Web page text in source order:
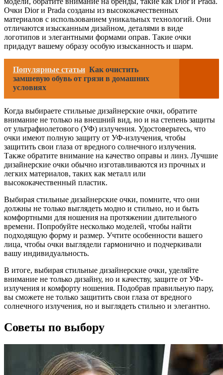
Очки Dior и Prada созданы из высококачественных
материалов с использованием уникальных технологий. Они
отличаются изысканным дизайном, деталями в виде
логотипов и элегантными формами оправ. Такие очки
придадут вашему образу особую изысканность и шарм.
Популярные статьи Как очистить
замшевую обувь от грязи в домашних
условиях
Когда выбираете стильные дизайнерские очки, обратите
внимание не только на внешний вид, но и на степень защиты
от ультрафиолетового (УФ) излучения. Удостоверьтесь, что
очки имеют полную защиту от УФ-излучения, чтобы
защитить свои глаза от вредного солнечного излучения.
Также обратите внимание на качество оправы и линз. Лучшие
дизайнерские очки обычно изготавливаются из прочных и
легких материалов, таких как металл или
высококачественный пластик.
Выбирая стильные дизайнерские очки, помните, что они
должны не только выглядеть модно и стильно, но и быть
комфортными для ношения на протяжении длительного
времени. Попробуйте несколько моделей, чтобы найти
подходящую форму и размер. Учтите особенности вашего
лица, чтобы очки выглядели гармонично и подчеркивали
вашу индивидуальность.
В итоге, выбирая стильные дизайнерские очки, уделяйте
внимание не только дизайну, но и качеству, защите от УФ-
излучения и комфорту ношения. Подобрав правильную пару,
вы сможете не только защитить свои глаза от вредного
солнечного излучения, но и выглядеть стильно и элегантно.
Советы по выбору